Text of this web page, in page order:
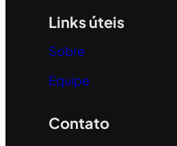
Links úteis
Sobre
Equipe
Contato